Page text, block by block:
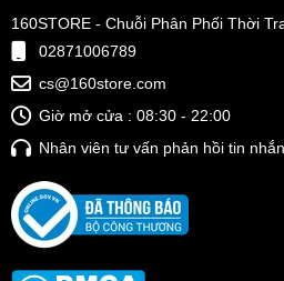
160STORE - Chuỗi Phân Phối Thời
02871006789
cs@160store.com
Giờ mở cửa : 08:30 - 22:00
Nhân viên tư vấn phản hồi tin